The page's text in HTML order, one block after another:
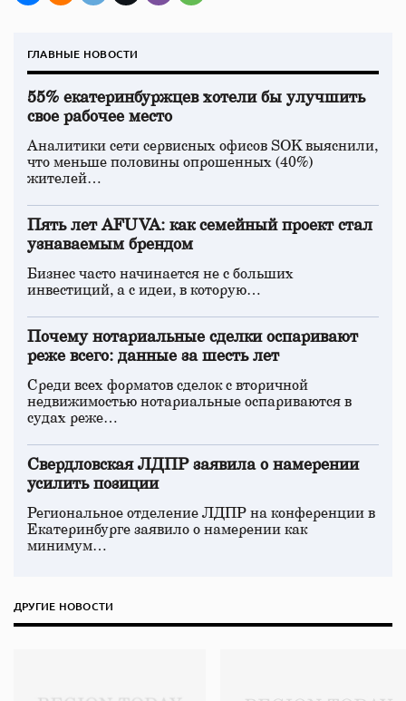
ГЛАВНЫЕ НОВОСТИ
55% екатеринбуржцев хотели бы улучшить
свое рабочее место
Аналитики сети сервисных офисов SOK выяснили,
что меньше половины опрошенных (40%)
жителей…
Пять лет AFUVA: как семейный проект стал
узнаваемым брендом
Бизнес часто начинается не с больших
инвестиций, а с идеи, в которую…
Почему нотариальные сделки оспаривают
реже всего: данные за шесть лет
Среди всех форматов сделок с вторичной
недвижимостью нотариальные оспариваются в
судах реже…
Свердловская ЛДПР заявила о намерении
усилить позиции
Региональное отделение ЛДПР на конференции в
Екатеринбурге заявило о намерении как
минимум…
ДРУГИЕ НОВОСТИ